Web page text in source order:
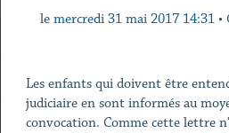
le mercredi 31 mai 2017 14:31 •
Les enfants qui doivent être
judiciaire en sont informés au
convocation. Comme cette lettre